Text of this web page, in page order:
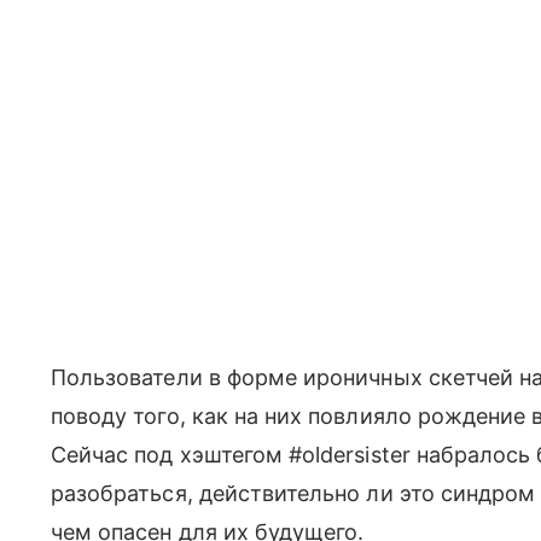
Пользователи в форме ироничных скетчей
поводу того, как на них повлияло рождение
Сейчас под хэштегом #oldersister
разобраться, действительно ли это
чем опасен для их будущего.